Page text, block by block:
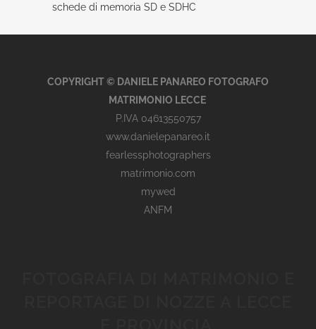
schede di memoria SD e SDHC
COPYRIGHT © DANIELE PANAREO FOTOGRAFO
MATRIMONIO LECCE
P.IVA 04613550757
www.danielepanareo.it
fearlessphotographers
matrimonio.com
mywed
ANFM